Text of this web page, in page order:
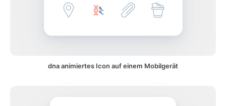
dna animiertes Icon auf einem Mobilgerät